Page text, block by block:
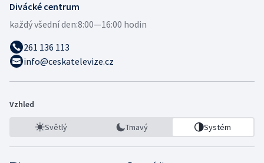
Divácké centrum
každý všední den:8:00—16:00 hodin
261 136 113
info@ceskatelevize.cz
Vzhled
Světlý Tmavý Systém